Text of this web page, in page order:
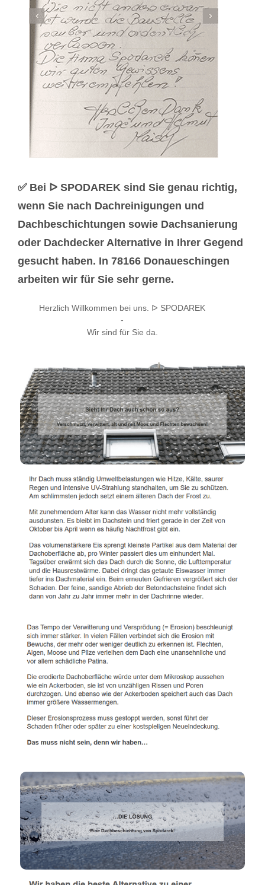
✅ Bei ᐅ SPODAREK sind Sie genau richtig,
wenn Sie nach Dachreinigungen und
Dachbeschichtungen sowie Dachsanierung
oder Dachdecker Alternative in Ihrer Gegend
gesucht haben. In 78166 Donaueschingen
arbeiten wir für Sie sehr gerne.
Herzlich Willkommen bei uns. ᐅ SPODAREK
-
Wir sind für Sie da.